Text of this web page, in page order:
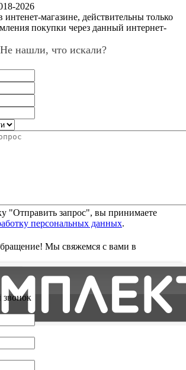
2026
магазине, действительны только
покупки через данный интернет-
Не нашли, что искали?
"Отправить запрос", вы принимаете
персональных данных.
Мы свяжемся с вами в
звонок